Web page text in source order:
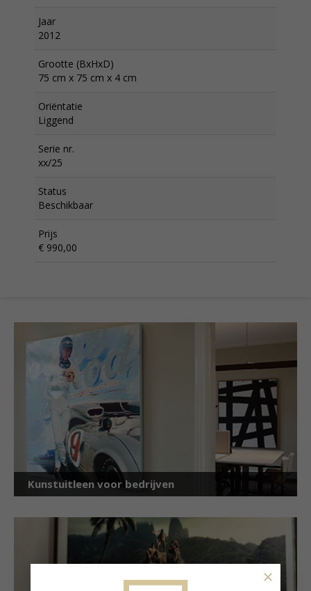
Jaar
2012
Grootte (BxHxD)
75 cm x 75 cm x 4 cm
Oriëntatie
Liggend
Serie nr.
xx/25
Status
Beschikbaar
Prijs
€ 990,00
Kunstuitleen voor bedrijven
×